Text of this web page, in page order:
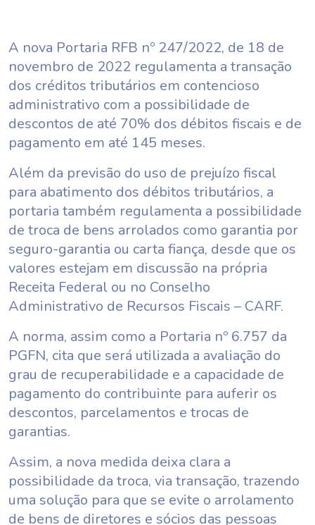
A nova Portaria RFB nº 247/2022, de 18 de
novembro de 2022 regulamenta a transação
dos créditos tributários em contencioso
administrativo com a possibilidade de
descontos de até 70% dos débitos fiscais e de
pagamento em até 145 meses.
Além da previsão do uso de prejuízo fiscal
para abatimento dos débitos tributários, a
portaria também regulamenta a possibilidade
de troca de bens arrolados como garantia por
seguro-garantia ou carta fiança, desde que os
valores estejam em discussão na própria
Receita Federal ou no Conselho
Administrativo de Recursos Fiscais – CARF.
A norma, assim como a Portaria nº 6.757 da
PGFN, cita que será utilizada a avaliação do
grau de recuperabilidade e a capacidade de
pagamento do contribuinte para auferir os
descontos, parcelamentos e trocas de
garantias.
Assim, a nova medida deixa clara a
possibilidade da troca, via transação, trazendo
uma solução para que se evite o arrolamento
de bens de diretores e sócios das pessoas